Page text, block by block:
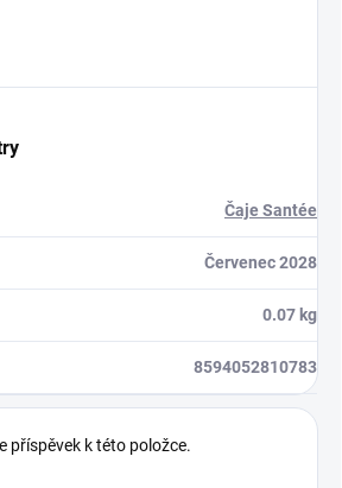
Čaje Santée
Červenec 2028
0.07 kg
8594052810783
příspěvek k této položce.